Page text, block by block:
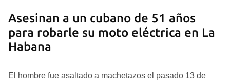
Asesinan a un cubano de 51 años
para robarle su moto eléctrica en La
Habana
El hombre fue asaltado a machetazos el pasado 13 de